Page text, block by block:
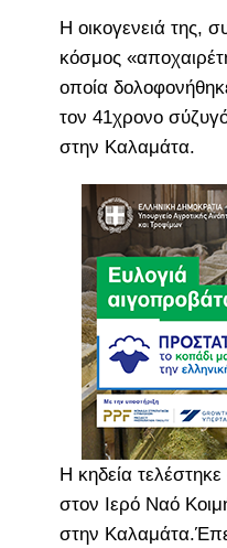
Η οικογενειά της,
κόσμος
οποία
τον 41χρονο
στην Καλαμάτα.
Η κηδεία
στον Ιερό Ναό
στην